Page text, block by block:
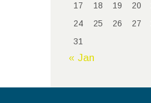
17
18 19 20
24
25 26 27
31
« Jan